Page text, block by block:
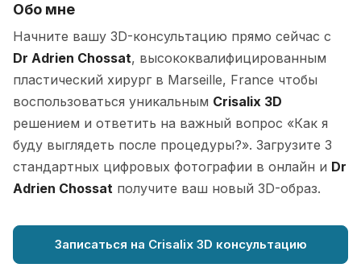
Обо мне
Начните вашу 3D-консультацию прямо сейчас с
Dr Adrien Chossat, высококвалифицированным
пластический хирург в Marseille, France чтобы
воспользоваться уникальным Crisalix 3D
решением и ответить на важный вопрос «Как я
буду выглядеть после процедуры?». Загрузите 3
стандартных цифровых фотографии в онлайн и Dr
Adrien Chossat получите ваш новый 3D-образ.
Записаться на Crisalix 3D консультацию